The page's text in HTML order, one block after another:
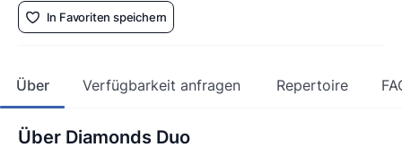
In Favoriten speichern
Über Verfügbarkeit anfragen Repertoire
Über Diamonds Duo